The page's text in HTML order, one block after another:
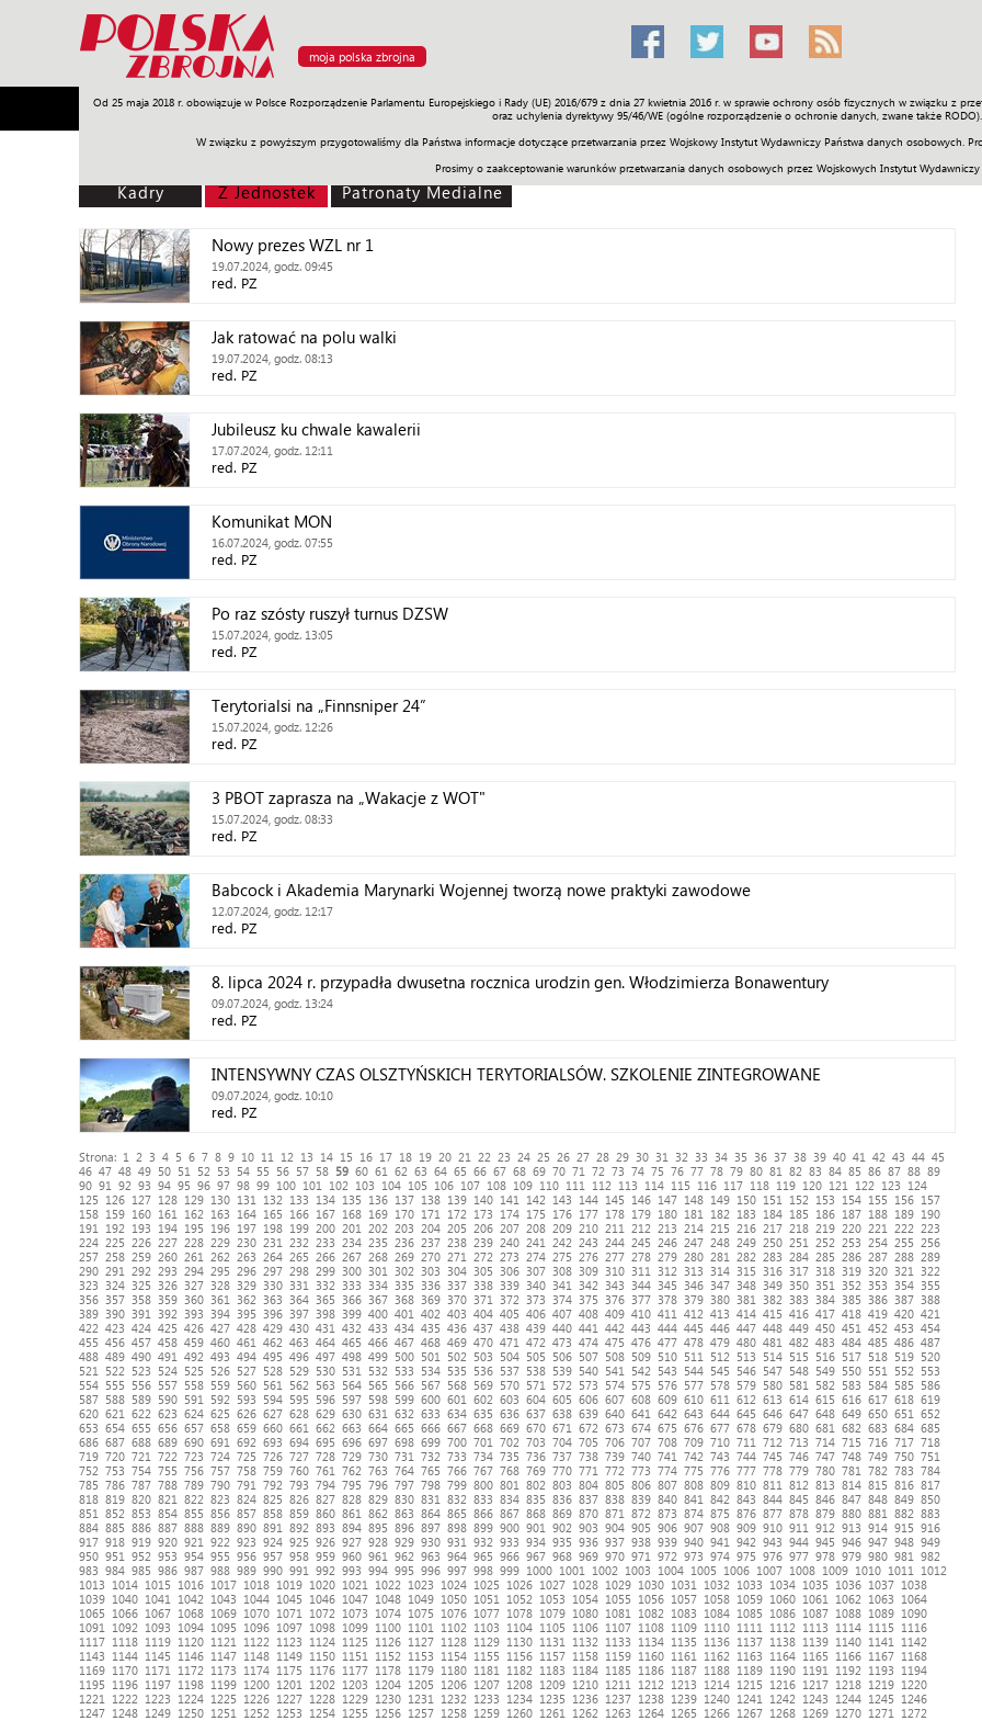
moja polska zbrojna
Od 25 maja 2018 r. obowiązuje w Polsce Rozporządzenie Parlamentu Europejskiego i Rady (UE) 2016/679 z dnia 27 kwietnia 2016 r. w sprawie ochrony osób fizycznych w związku z
oraz uchylenia dyrektywy 95/46/WE (ogólne rozporządzenie o ochronie danych, zwane także RODO).
W związku z powyższym przygotowaliśmy dla Państwa informacje dotyczące przetwarzania przez Wojskowy Instytut Wydawniczy Państwa danych osobowych.
Prosimy o zaakceptowanie warunków przetwarzania danych osobowych przez Wojskowych Instytut Wydawniczy
Armia Poligon Sprzęt Misje Polityka Prawo Świat Społeczność Sport Historia Galerie Wideo
Kadry Z Jednostek Patronaty Medialne
Nowy prezes WZL nr 1
19.07.2024, godz. 09:45
red. PZ
Jak ratować na polu walki
19.07.2024, godz. 08:13
red. PZ
Jubileusz ku chwale kawalerii
17.07.2024, godz. 12:11
red. PZ
Komunikat MON
16.07.2024, godz. 07:55
red. PZ
Po raz szósty ruszył turnus DZSW
15.07.2024, godz. 13:05
red. PZ
Terytorialsi na „Finnsniper 24”
15.07.2024, godz. 12:26
red. PZ
3 PBOT zaprasza na „Wakacje z WOT"
15.07.2024, godz. 08:33
red. PZ
Babcock i Akademia Marynarki Wojennej tworzą nowe praktyki zawodowe
12.07.2024, godz. 12:17
red. PZ
8. lipca 2024 r. przypadła dwusetna rocznica urodzin gen. Włodzimierza Bonawentury
Krzyżanowskiego – polsko amerykańskiego bohatera Wojny Secesyjnej
09.07.2024, godz. 13:24
red. PZ
INTENSYWNY CZAS OLSZTYŃSKICH TERYTORIALSÓW. SZKOLENIE ZINTEGROWANE
09.07.2024, godz. 10:10
red. PZ
Strona: 1 2 3 4 5 6 7 8 9 10 11 12 13 14 15 16 17 18 19 20 21 22 23 24 25 26 27 28 29 30 31 32 33 34 35 36 37 38 39 40 41 42 43 44 45
46 47 48 49 50 51 52 53 54 55 56 57 58 59 60 61 62 63 64 65 66 67 68 69 70 71 72 73 74 75 76 77 78 79 80 81 82 83 84 85 86 87 88 89
90 91 92 93 94 95 96 97 98 99 100 101 102 103 104 105 106 107 108 109 110 111 112 113 114 115 116 117 118 119 120 121 122 123
124
125
126 127 128 129 130 131 132 133 134 135 136 137 138 139 140 141 142 143 144 145 146 147 148 149 150 151 152 153 154 155 156 157
158 159 160 161 162 163 164 165 166 167 168 169 170 171 172 173 174 175 176 177 178 179 180 181 182 183 184 185 186 187 188 189 190
191
192 193 194 195 196 197 198 199 200 201 202 203 204 205 206 207 208 209 210 211 212 213 214 215 216 217 218 219 220 221 222
223
224 225 226 227 228 229 230 231 232 233 234 235 236 237 238 239 240 241 242 243 244 245 246 247 248 249 250 251 252 253 254 255
256
257 258 259 260 261 262 263 264 265 266 267 268 269 270 271 272 273 274 275 276 277 278 279 280 281 282 283 284 285 286 287 288 289
290 291 292 293 294 295 296 297 298 299 300 301 302 303 304 305 306 307 308 309 310 311 312 313 314 315 316 317 318 319 320 321
322
323
324 325 326 327 328 329 330 331 332 333 334 335 336 337 338 339 340 341 342 343 344 345 346 347 348 349 350 351 352 353 354 355
356 357 358 359 360 361 362 363 364 365 366 367 368 369 370 371 372 373 374 375 376 377 378 379 380 381 382 383 384 385 386 387 388
389 390 391 392 393 394 395 396 397 398 399 400 401 402 403 404 405 406 407 408 409 410 411 412 413 414 415 416 417 418 419 420 421
422 423 424 425 426 427 428 429 430 431 432 433 434 435 436 437 438 439 440 441 442 443 444 445 446 447 448 449 450 451 452 453 454
455 456 457 458 459 460 461 462 463 464 465 466 467 468 469 470 471 472 473 474 475 476 477 478 479 480 481 482 483 484 485 486 487
488 489 490 491 492 493 494 495 496 497 498 499 500 501 502 503 504 505 506 507 508 509 510 511 512 513 514 515 516 517 518 519 520
521
522 523 524 525 526 527 528 529 530 531 532 533 534 535 536 537 538 539 540 541 542 543 544 545 546 547 548 549 550 551 552
553
554 555 556 557 558 559 560 561 562 563 564 565 566 567 568 569 570 571 572 573 574 575 576 577 578 579 580 581 582 583 584 585
586
587 588 589 590 591 592 593 594 595 596 597 598 599 600 601 602 603 604 605 606 607 608 609 610 611 612 613 614 615 616 617 618 619
620 621 622 623 624 625 626 627 628 629 630 631 632 633 634 635 636 637 638 639 640 641 642 643 644 645 646 647 648 649 650 651
652
653 654 655 656 657 658 659 660 661 662 663 664 665 666 667 668 669 670 671 672 673 674 675 676 677 678 679 680 681 682 683 684 685
686 687 688 689 690 691 692 693 694 695 696 697 698 699 700 701 702 703 704 705 706 707 708 709 710 711 712 713 714 715 716 717 718
719 720 721 722 723 724 725 726 727 728 729 730 731 732 733 734 735 736 737 738 739 740 741 742 743 744 745 746 747 748 749 750 751
752 753 754 755 756 757 758 759 760 761 762 763 764 765 766 767 768 769 770 771 772 773 774 775 776 777 778 779 780 781 782 783 784
785 786 787 788 789 790 791 792 793 794 795 796 797 798 799 800 801 802 803 804 805 806 807 808 809 810 811 812 813 814 815 816 817
818 819 820 821 822 823 824 825 826 827 828 829 830 831 832 833 834 835 836 837 838 839 840 841 842 843 844 845 846 847 848 849 850
851
852 853 854 855 856 857 858 859 860 861 862 863 864 865 866 867 868 869 870 871 872 873 874 875 876 877 878 879 880 881 882 883
884 885 886 887 888 889 890 891 892 893 894 895 896 897 898 899 900 901 902 903 904 905 906 907 908 909 910 911 912 913 914 915 916
917 918 919 920 921 922 923 924 925 926 927 928 929 930 931 932 933 934 935 936 937 938 939 940 941 942 943 944 945 946 947 948 949
950 951 952 953 954 955 956 957 958 959 960 961 962 963 964 965 966 967 968 969 970 971 972 973 974 975 976 977 978 979 980 981
982
983 984 985 986 987 988 989 990 991 992 993 994 995 996 997 998 999 1000 1001 1002 1003 1004 1005 1006 1007 1008 1009 1010 1011
1012
1013
1014 1015 1016 1017 1018 1019 1020 1021 1022 1023 1024 1025 1026 1027 1028 1029 1030 1031 1032 1033 1034 1035 1036 1037 1038
1039 1040 1041 1042 1043 1044 1045 1046 1047 1048 1049 1050 1051 1052 1053 1054 1055 1056 1057 1058 1059 1060 1061 1062 1063
1064
1065
1066 1067 1068 1069 1070 1071 1072 1073 1074 1075 1076 1077 1078 1079 1080 1081 1082 1083 1084 1085 1086 1087 1088 1089 1090
1091
1092 1093 1094 1095 1096 1097 1098 1099 1100 1101 1102 1103 1104 1105 1106 1107 1108 1109 1110 1111 1112 1113 1114 1115
1116
1117 1118 1119 1120 1121 1122 1123 1124 1125 1126 1127 1128 1129 1130 1131 1132 1133 1134 1135 1136 1137 1138 1139 1140 1141
1142
1143
1144 1145 1146 1147 1148 1149 1150 1151 1152 1153 1154 1155 1156 1157 1158 1159 1160 1161 1162 1163 1164 1165 1166 1167 1168
1169 1170 1171 1172 1173 1174 1175 1176 1177 1178 1179 1180 1181 1182 1183 1184 1185 1186 1187 1188 1189 1190 1191 1192 1193
1194
1195
1196 1197 1198 1199 1200 1201 1202 1203 1204 1205 1206 1207 1208 1209 1210 1211 1212 1213 1214 1215 1216 1217 1218 1219 1220
1221
1222 1223 1224 1225 1226 1227 1228 1229 1230 1231 1232 1233 1234 1235 1236 1237 1238 1239 1240 1241 1242 1243 1244 1245
1246
1247 1248 1249 1250 1251 1252 1253 1254 1255 1256 1257 1258 1259 1260 1261 1262 1263 1264 1265 1266 1267 1268 1269 1270 1271
1272